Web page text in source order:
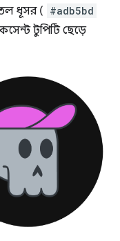
ধূসর ( #adb5bd
টুপিটি ছেড়ে